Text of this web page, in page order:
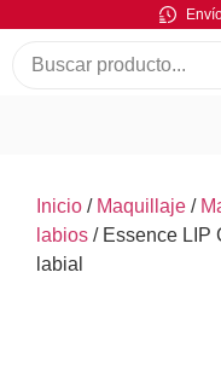
Inicio / Maquillaje /
labios / Essence LIP
labial